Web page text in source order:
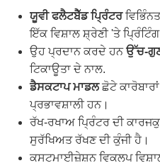
ਯੂਵੀ ਫਲੈਟਬੈੱਡ ਪ੍ਰਿੰਟਰ
ਇੱਕ ਵਿਸ਼ਾਲ ਸ਼੍ਰੇਣੀ 'ਤੇ
ਉਹ ਪ੍ਰਦਾਨ ਕਰਦੇ ਹਨਉੱਚ-
ਟਿਕਾਊਤਾ ਦੇ ਨਾਲ.
ਡੈਸਕਟਾਪ ਮਾਡਲਛੋਟੇ
ਪ੍ਰਭਾਵਸ਼ਾਲੀ ਹਨ।
ਰੱਖ-ਰਖਾਅ ਪ੍ਰਿੰਟਰ ਦੀ
ਸੁਰੱਖਿਅਤ ਰੱਖਣ ਦੀ ਕੁੰਜੀ ਹੈ।
ਕਸਟਮਾਈਜ਼ੇਸ਼ਨ ਵਿਕਲਪ